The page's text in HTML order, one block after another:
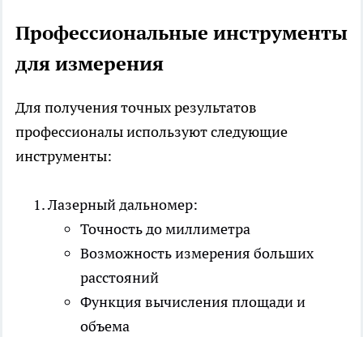
Профессиональные инструменты
для измерения
Для получения точных результатов
профессионалы используют следующие
инструменты:
Лазерный дальномер:
Точность до миллиметра
Возможность измерения больших
расстояний
Функция вычисления площади и
объема